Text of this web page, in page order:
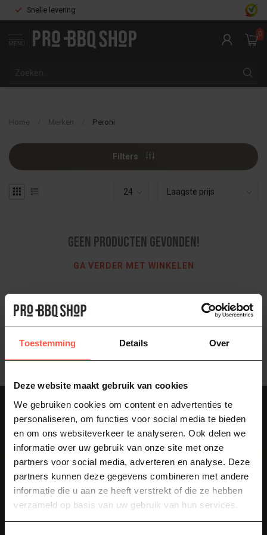
Toestemming Details Over
Deze website maakt gebruik van cookies
We gebruiken cookies om content en advertenties te
personaliseren, om functies voor social media te bieden
en om ons websiteverkeer te analyseren. Ook delen we
informatie over uw gebruik van onze site met onze
partners voor social media, adverteren en analyse. Deze
partners kunnen deze gegevens combineren met andere
informatie die u aan ze heeft verstrekt of die ze hebben
verzameld op basis van uw gebruik van hun services.
Snelle levering
MENU
0
Home Merken Peroni
Filters
Geen producten gevonden!
GA VERDER MET WINKELEN
Toon1-0van 0
Klantenservice
Als je vragen hebt over onze producten of je aankoop, bezoek dan
Abonneer je op onze nieuwsbrief
Blijf op de hoogte over onze laatste acties